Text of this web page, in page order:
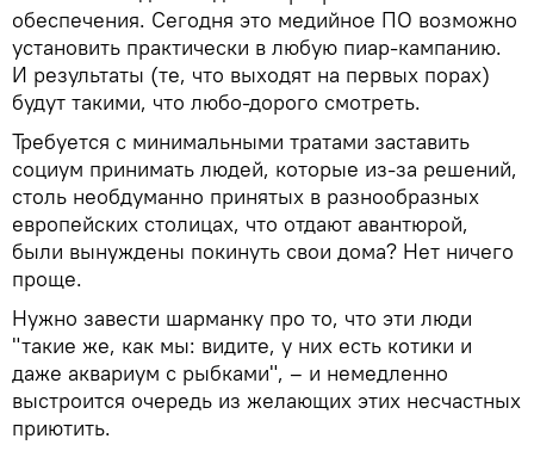
обеспечения. Сегодня это медийное ПО возможно
установить практически в любую пиар-кампанию.
И результаты (те, что выходят на первых порах)
будут такими, что любо-дорого смотреть.
Требуется с минимальными тратами заставить
социум принимать людей, которые из-за решений,
столь необдуманно принятых в разнообразных
европейских столицах, что отдают авантюрой,
были вынуждены покинуть свои дома? Нет ничего
проще.
Нужно завести шарманку про то, что эти люди
"такие же, как мы: видите, у них есть котики и
даже аквариум с рыбками", – и немедленно
выстроится очередь из желающих этих несчастных
приютить.